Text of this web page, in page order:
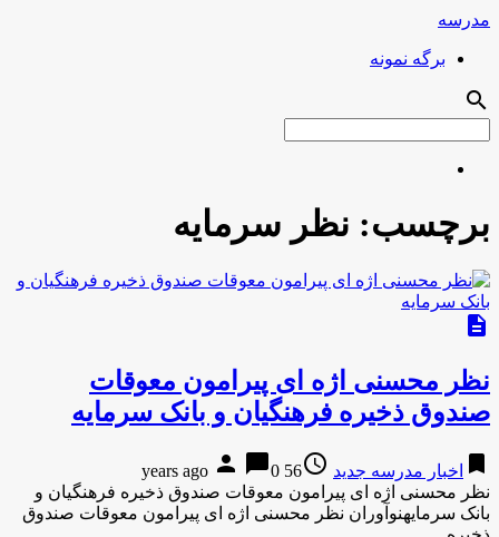
مدرسه
برگه نمونه
search
برچسب: نظر سرمایه
description
نظر محسنی اژه ای پیرامون معوقات
صندوق ذخیره فرهنگیان و بانک سرمایه
bookmark اخبار مدرسه جدید access_time
56 years ago
person chat_bubble0
نظر محسنی اژه ای پیرامون معوقات صندوق ذخیره فرهنگیان و
بانک سرمایهنوآوران نظر محسنی اژه ای پیرامون معوقات صندوق